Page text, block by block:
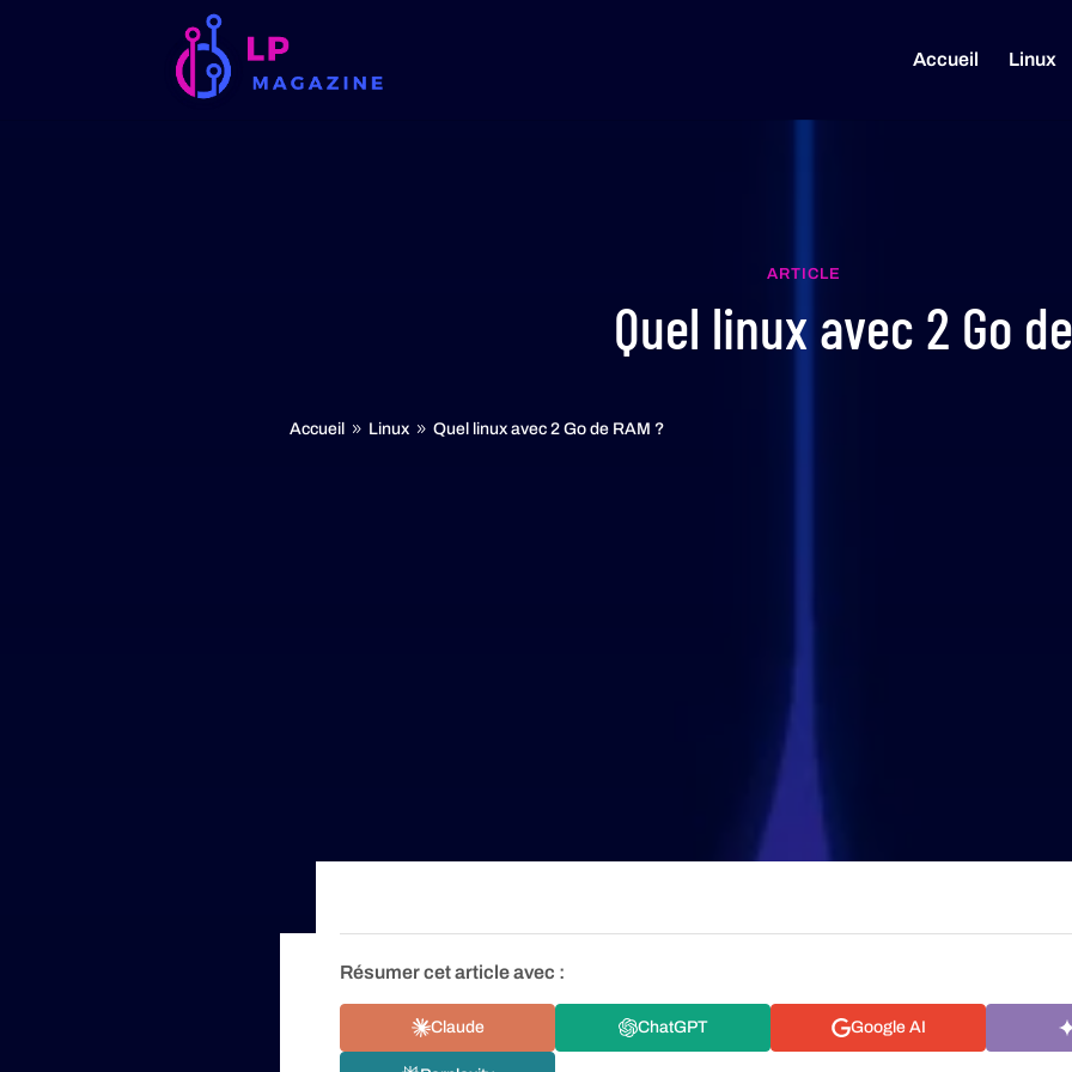
Accueil Linux
ARTICLE
Quel linux avec 2 Go
Accueil 9 Linux 9 Quel linux avec 2 Go de RAM ?
Résumer cet article avec :
Claude ChatGPT Google AI